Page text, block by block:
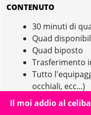
CONTENUTO
30 minuti di
Quad
Quad biposto
Trasferimento
Tutto
occhiali, ecc...)
1 guida locale
Il moi addio al